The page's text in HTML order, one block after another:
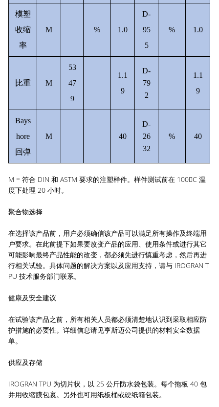
模塑
收缩
率
M % 1.0
D-
95
5
% 1.0
比重 M
53
47
9
1.1
9
D-
79
2
1.1
9
Bays
hore
回弹
M 40
D-
26
32
% 40
M = 符合 DIN 和 ASTM 要求的注塑样件。样件测试前在 100C 温
度下处理 20 小时。
聚合物选择
在选择该产品前，用户必须确信该产品可以满足所有操作及终端用
户要求。在此前提下如果要改变产品的应用、使用条件或进行其它
可能影响最终产品性能的改变，都必须先进行慎重考虑，然后再进
行相关试验。具体问题的解决方案以及应用支持，请与 IROGRAN T
PU 技术服务部门联系。
健康及安全建议
在试验该产品之前，所有相关人员都必须清楚地认识到采取相应防
护措施的必要性。详细信息请见亨斯迈公司提供的材料安全数据
单。
供应及存储
IROGRAN TPU 为切片状，以 25 公斤防水袋包装。每个拖板 40 包
并用收缩膜包裹。另外也可用纸板桶或硬纸箱包装。